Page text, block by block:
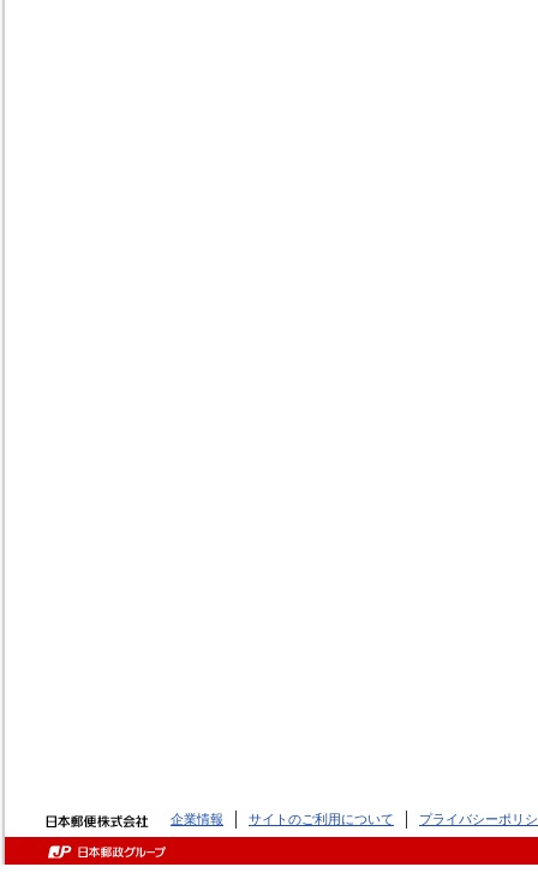
企業情報 サイトのご利用について プライバシーポリ